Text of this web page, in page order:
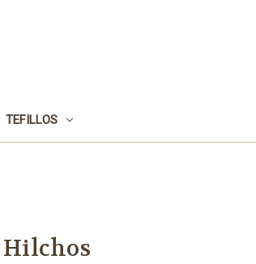
TEFILLOS